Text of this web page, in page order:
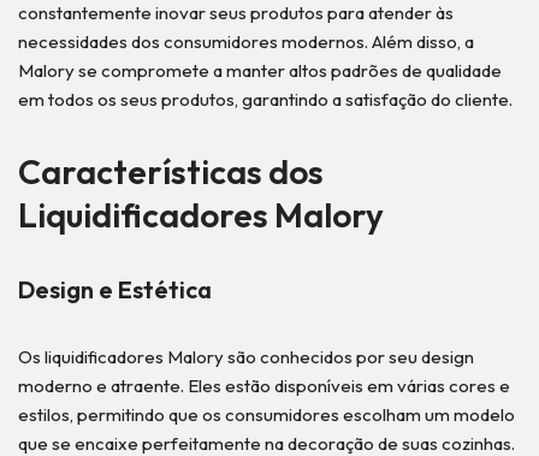
constantemente inovar seus produtos para atender às
necessidades dos consumidores modernos. Além disso, a
Malory se compromete a manter altos padrões de qualidade
em todos os seus produtos, garantindo a satisfação do cliente.
Características dos
Liquidificadores Malory
Design e Estética
Os liquidificadores Malory são conhecidos por seu design
moderno e atraente. Eles estão disponíveis em várias cores e
estilos, permitindo que os consumidores escolham um modelo
que se encaixe perfeitamente na decoração de suas cozinhas.